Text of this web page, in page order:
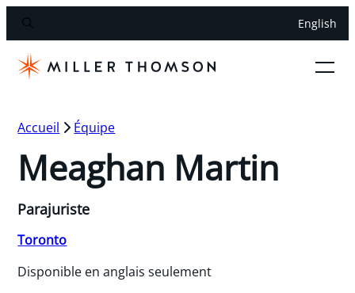
English
Accueil Équipe
Meaghan Martin
Parajuriste
Toronto
Disponible en anglais seulement